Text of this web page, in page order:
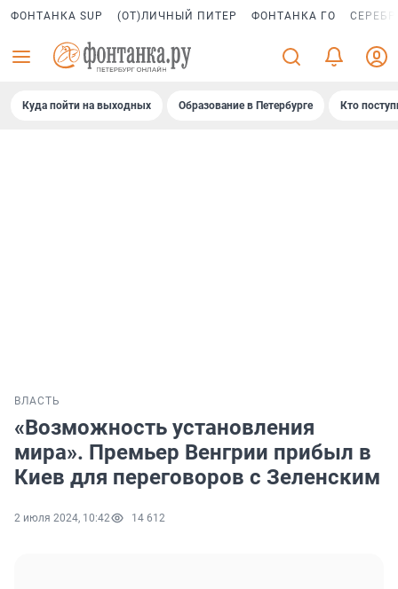
ФОНТАНКА SUP (ОТ)ЛИЧНЫЙ ПИТЕР ФОНТАНКА ГО
Куда пойти на выходных Образование в Петербурге Кто
ВЛАСТЬ
«Возможность установления
мира». Премьер Венгрии прибыл в
Киев для переговоров с Зеленским
2 июля 2024, 10:42 14 612